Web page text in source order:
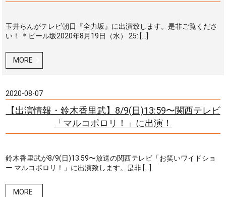
玉井らんがテレビ朝日『全力坂』に出演致します。是非ご覧くださ
い！ ＊ビール坂2020年8月19日（水） 25: […]
MORE
2020-08-07
【出演情報・鈴木香里武】8/9(日)13:59〜関西テレビ
「マルコポロリ！」に出演！
鈴木香里武が8/9(日)13:59〜放送の関西テレビ「お笑いワイドショ
ー マルコポロリ！」に出演致します。是非 […]
MORE